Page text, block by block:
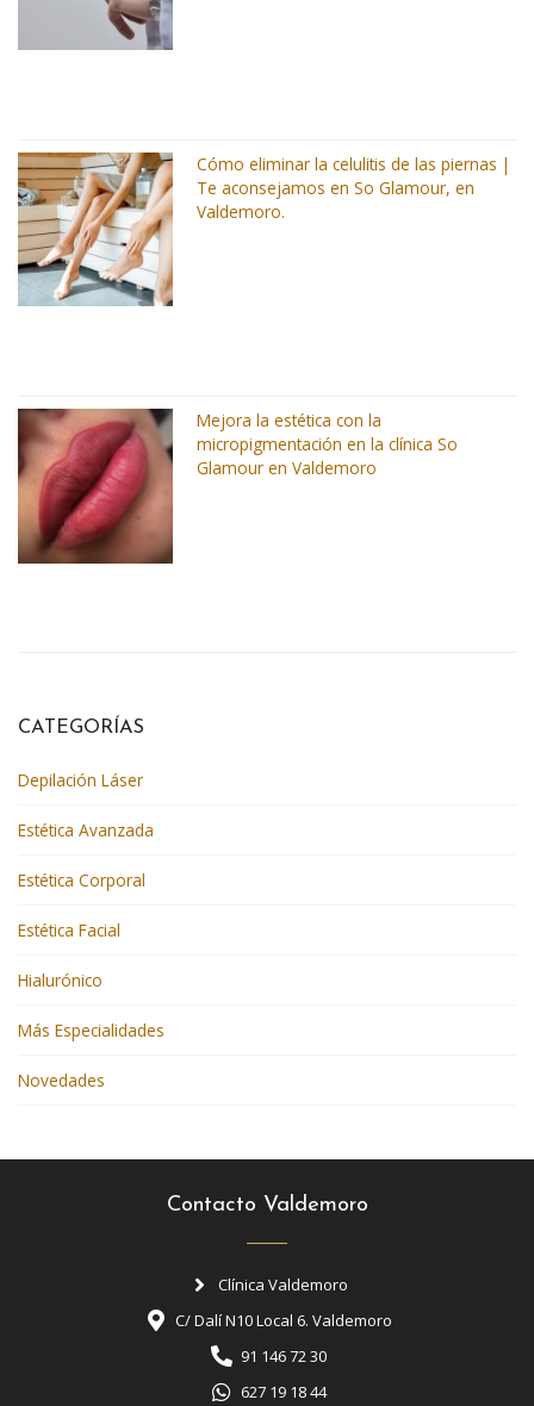
Cómo eliminar la celulitis de las piernas |
Te aconsejamos en So Glamour, en
Valdemoro.
Mejora la estética con la
micropigmentación en la clínica So
Glamour en Valdemoro
CATEGORÍAS
Depilación Láser
Estética Avanzada
Estética Corporal
Estética Facial
Hialurónico
Más Especialidades
Novedades
Contacto Valdemoro
Clínica Valdemoro
C/ Dalí N10 Local 6. Valdemoro
91 146 72 30
627 19 18 44